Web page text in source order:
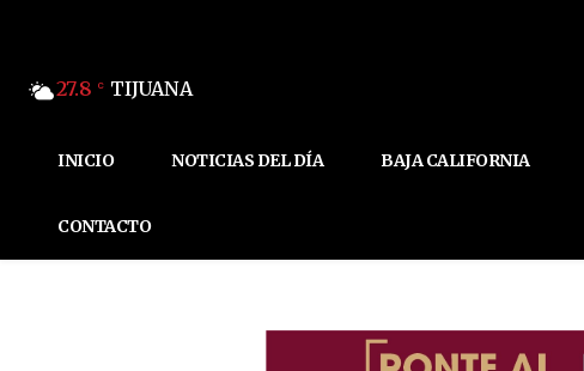
27.8 C TIJUANA
INICIO NOTICIAS DEL DÍA BAJA CALIFORNIA
CONTACTO